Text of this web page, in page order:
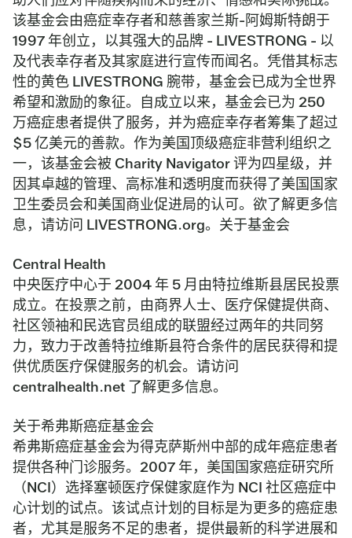
该基金会由癌症幸存者和慈善家兰斯-阿姆斯特朗于
1997 年创立，以其强大的品牌 - LIVESTRONG - 以
及代表幸存者及其家庭进行宣传而闻名。凭借其标志
性的黄色 LIVESTRONG 腕带，基金会已成为全世界
希望和激励的象征。自成立以来，基金会已为 250
万癌症患者提供了服务，并为癌症幸存者筹集了超过
$5 亿美元的善款。作为美国顶级癌症非营利组织之
一，该基金会被 Charity Navigator 评为四星级，并
因其卓越的管理、高标准和透明度而获得了美国国家
卫生委员会和美国商业促进局的认可。欲了解更多信
息，请访问 LIVESTRONG.org。关于基金会
Central Health
中央医疗中心于 2004 年 5 月由特拉维斯县居民投票
成立。在投票之前，由商界人士、医疗保健提供商、
社区领袖和民选官员组成的联盟经过两年的共同努
力，致力于改善特拉维斯县符合条件的居民获得和提
供优质医疗保健服务的机会。请访问
centralhealth.net 了解更多信息。
关于希弗斯癌症基金会
希弗斯癌症基金会为得克萨斯州中部的成年癌症患者
提供各种门诊服务。2007 年，美国国家癌症研究所
（NCI）选择塞顿医疗保健家庭作为 NCI 社区癌症中
心计划的试点。该试点计划的目标是为更多的癌症患
者，尤其是服务不足的患者，提供最新的科学进展和